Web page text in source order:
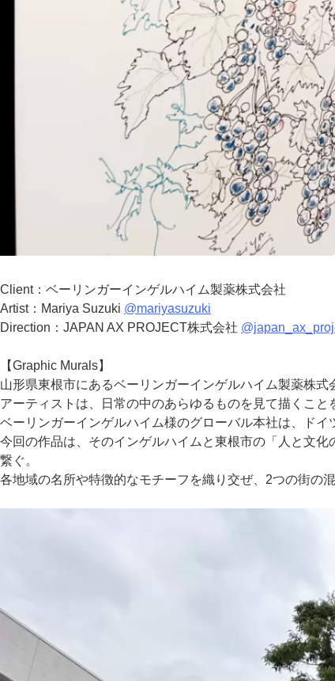
Client：ベーリンガーインゲルハイム製薬株式会社
Artist：Mariya Suzuki @mariyasuzuki
Direction：JAPAN AX PROJECT株式会社
【Graphic Murals】
山形県東根市にあるベーリンガーインゲルハイム製薬株
アーティストは、日常の中のあらゆるものを見て描くこ
ベーリンガーインゲルハイム様のグローバル本社は、ド
今回の作品は、そのインゲルハイムと東根市の「人と文化
繋ぐ。
各地域の名所や特徴的なモチーフを織り交ぜ、2つの街の